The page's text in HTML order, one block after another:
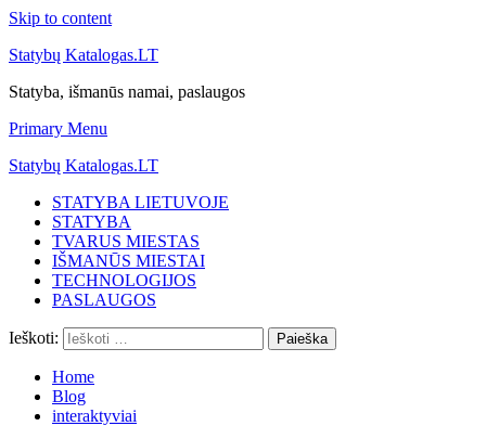
Skip to content
Statybų Katalogas.LT
Statyba, išmanūs namai, paslaugos
Primary Menu
Statybų Katalogas.LT
STATYBA LIETUVOJE
STATYBA
TVARUS MIESTAS
IŠMANŪS MIESTAI
TECHNOLOGIJOS
PASLAUGOS
Ieškoti:
Home
Blog
interaktyviai